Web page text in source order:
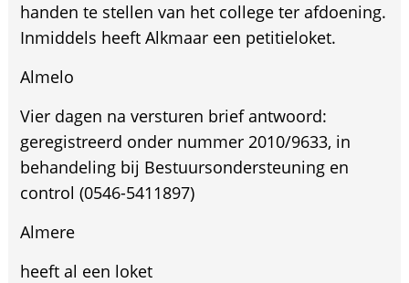
handen te stellen van het college ter afdoening.
Inmiddels heeft Alkmaar een petitieloket.
Almelo
Vier dagen na versturen brief antwoord:
geregistreerd onder nummer 2010/9633, in
behandeling bij Bestuursondersteuning en
control (0546-5411897)
Almere
heeft al een loket